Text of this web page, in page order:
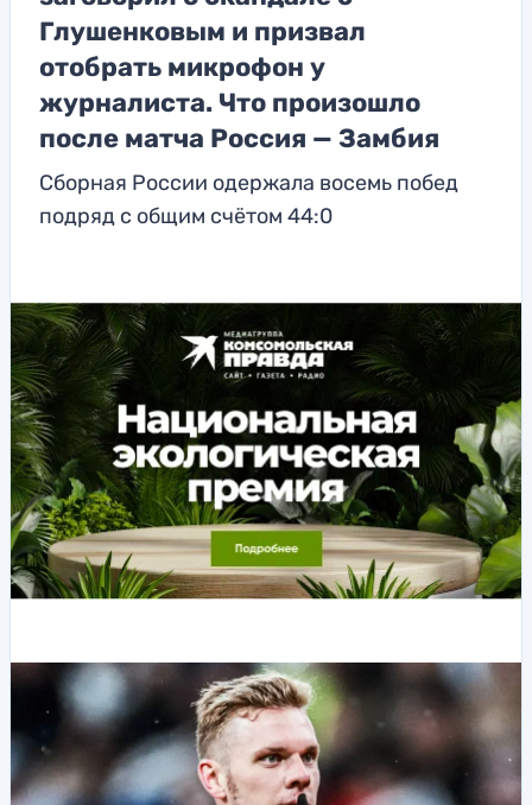
Глушенковым и призвал
отобрать микрофон у
журналиста. Что произошло
после матча Россия — Замбия
Сборная России одержала восемь побед
подряд с общим счётом 44:0